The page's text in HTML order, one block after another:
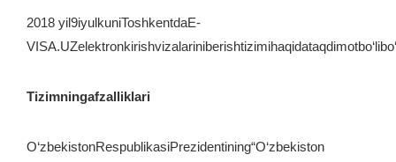
2018 yil9iyulkuniToshkentdaE-
Tizimningafzalliklari
O‘zbekistonRespublikasiPrezidentining“O‘zbekiston